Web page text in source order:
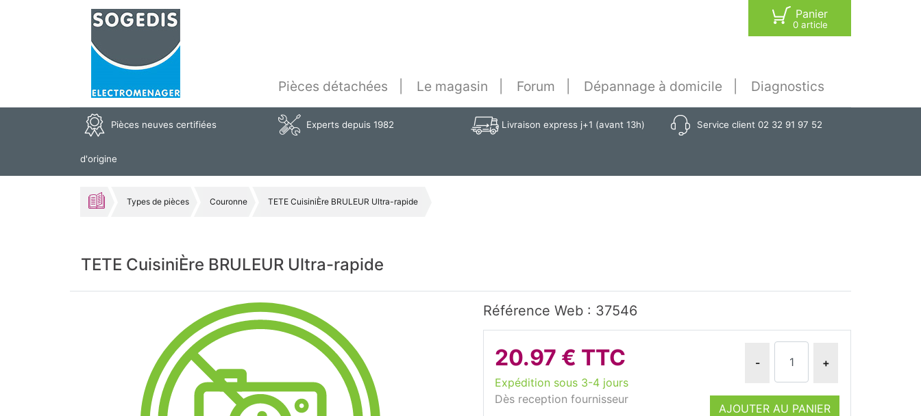
Panier
0 article
Pièces détachées Le magasin Forum Dépannage à domicile Diagnostics
Pièces neuves certifiées
d'origine
Experts depuis 1982 Livraison express j+1 (avant 13h) Service client 02 32 91 97 52
Types de pièces Couronne TETE CuisiniÈre BRULEUR Ultra-rapide
TETE CuisiniÈre BRULEUR Ultra-rapide
Référence Web : 37546
20.97 € TTC
Expédition sous 3-4 jours
Dès reception fournisseur
- +
AJOUTER AU PANIER